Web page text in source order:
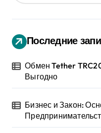
Последние
Обмен Tether
Выгодно
Бизнес и Закон: